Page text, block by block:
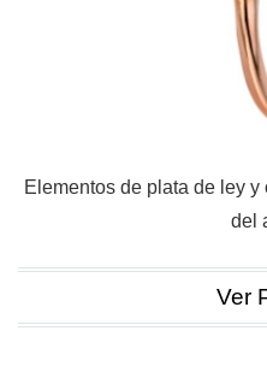
Elementos de plata de ley
del
Ver